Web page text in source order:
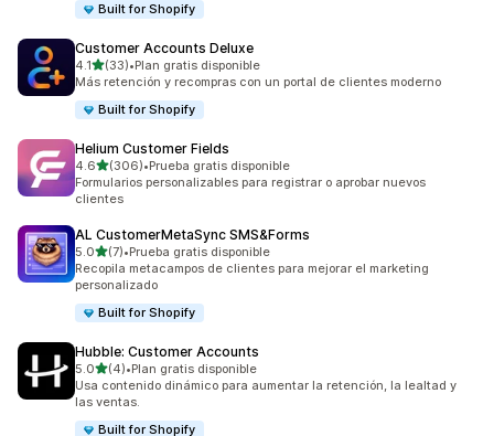
Built for Shopify
Customer Accounts Deluxe
4.1de 5 estrellas
(33)
33 reseñas en total
•Plan gratis disponible
Más retención y recompras con un portal de clientes moderno
Built for Shopify
Helium Customer Fields
4.6de 5 estrellas
(306)
306 reseñas en total
•Prueba gratis disponible
Formularios personalizables para registrar o aprobar nuevos
clientes
AL CustomerMetaSync SMS&Forms
5.0de 5 estrellas
(7)
7 reseñas en total
•Prueba gratis disponible
Recopila metacampos de clientes para mejorar el marketing
personalizado
Built for Shopify
Hubble: Customer Accounts
5.0de 5 estrellas
(4)
4 reseñas en total
•Plan gratis disponible
Usa contenido dinámico para aumentar la retención, la lealtad y
las ventas.
Built for Shopify